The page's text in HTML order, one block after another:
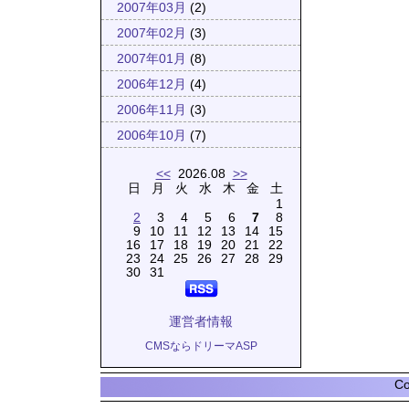
2007年03月 (2)
2007年02月 (3)
2007年01月 (8)
2006年12月 (4)
2006年11月 (3)
2006年10月 (7)
<<2026.08 >>
日
2
9
16
23
30
月
3
10
17
24
31
火
4
11
18
25
水
5
12
19
26
木
6
13
20
27
金
7
14
21
28
土
1
8
15
22
29
運営者情報
CMSならドリーマASP